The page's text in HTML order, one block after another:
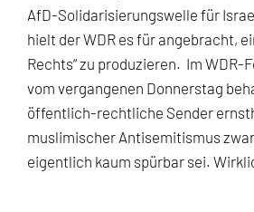
als
rechte
Kampagne!
AfD-Solidarisierungswelle für
hielt der WDR es für angebracht,
Rechts“ zu produzieren. Im WDR-
vom vergangenen Donnerstag
öffentlich-rechtliche Sender
muslimischer Antisemitismus
eigentlich kaum spürbar sei.